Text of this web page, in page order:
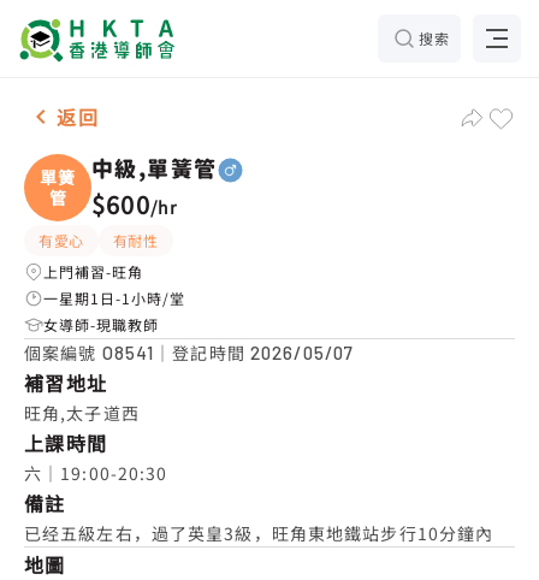
搜索
男-1名 中級,單簧管，旺角 補習推介
返回
單簧
管
中級,單簧管
$600/hr
有愛心
有耐性
上門補習-旺角
一星期1日-1小時/堂
女導師-現職教師
個案編號 O8541 ｜登記時間 2026/05/07
補習地址
旺角,太子道西
上課時間
六｜19:00-20:30
備註
已经五級左右，過了英皇3級，旺角東地鐵站步行10分鐘內
地圖